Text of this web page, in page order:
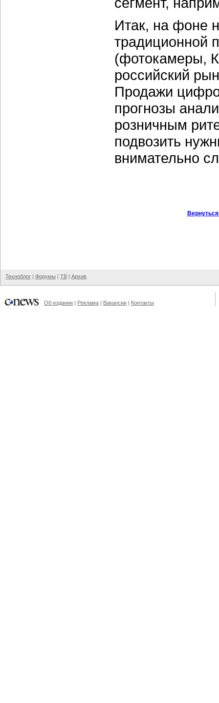
Итак, на фоне
традиционной
(фотокамеры,
российский
Продажи
прогнозы
розничным
подвозить
внимательно
Техноблог | Форумы | ТВ | Архив
Об издании | Реклама | Вакансии | Контакты